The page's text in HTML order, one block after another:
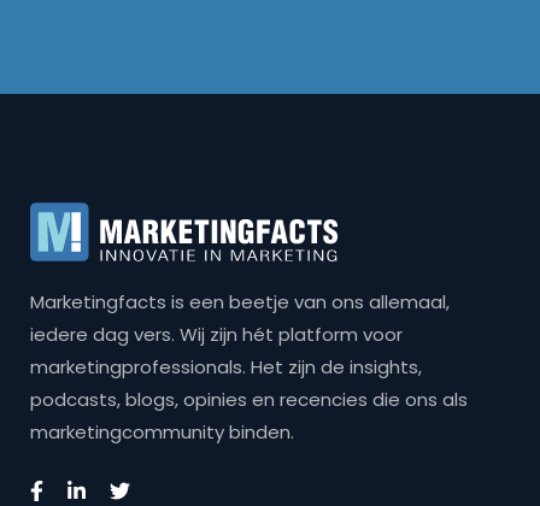
Marketingfacts is een beetje van ons allemaal,
iedere dag vers. Wij zijn hét platform voor
marketingprofessionals. Het zijn de insights,
podcasts, blogs, opinies en recencies die ons als
marketingcommunity binden.